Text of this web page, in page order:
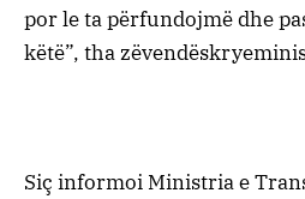
por le ta përfundojmë dhe
këtë”, tha
Siç informoi Ministria e